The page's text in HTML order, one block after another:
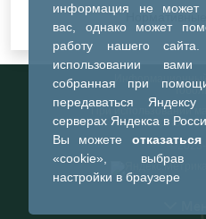
информация не может
вас, однако может
работу нашего
использовании
собранная при
передаваться
серверах Яндекса в
Вы можете отказаться
«cookie», выбрав
настройки в браузере
При использовании
портал
©2023-